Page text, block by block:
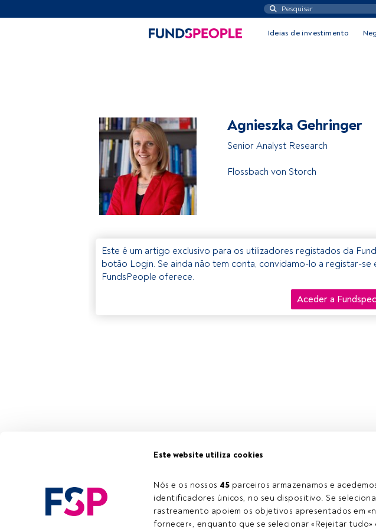
Este website utiliza cookies
Nós e os nossos 45 parceiros armazenamos e
identificadores únicos, no seu dispositivo. Se
rastreamento apoiem os objetivos apresentados em
fornecer», enquanto que se selecionar «Rejeitar
Ideias de investimento
Agnieszka Gehringer
Senior Analyst Research
Flossbach von Storch
Este é um artigo exclusivo para os utilizadores registados da
botão Login. Se ainda não tem conta, convidamo-lo a registar-
FundsPeople oferece.
Aceder a